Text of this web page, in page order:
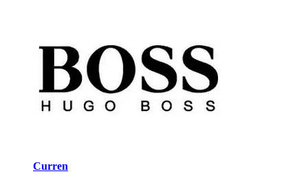
Curren